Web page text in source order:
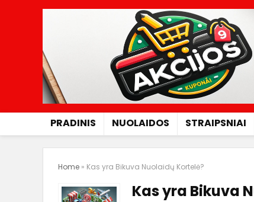
PRADINIS NUOLAIDOS STRAIPSNIAI
Home » Kas yra Bikuva Nuolaidų Kortelė?
Kas yra Bikuva